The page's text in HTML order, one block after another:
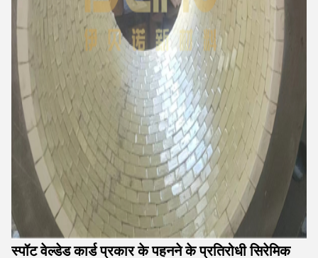
स्पॉट वेल्डेड कार्ड प्रकार के पहनने के प्रतिरोधी सिरेमिक